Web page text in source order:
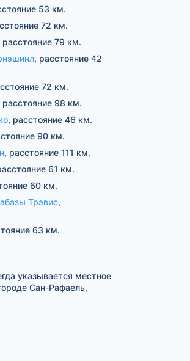
53 км.
72 км.
расстояние 79 км.
, расстояние 42
72 км.
расстояние 98 км.
, расстояние 46 км.
90 км.
, расстояние 111 км.
61 км.
60 км.
Трэвис,
63 км.
указывается местное
Сан-Рафаель,